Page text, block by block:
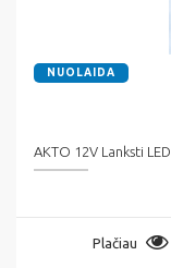
NUOLAIDA
AKTO 12V Lanksti
Plačiau